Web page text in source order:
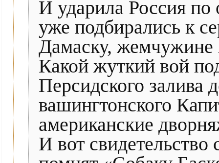
И ударила Россия по
уже подбирались к
Дамаску, жемчужине
Какой жуткий вой
Персидского залива
вашингтонского
американские
И вот свидетельство